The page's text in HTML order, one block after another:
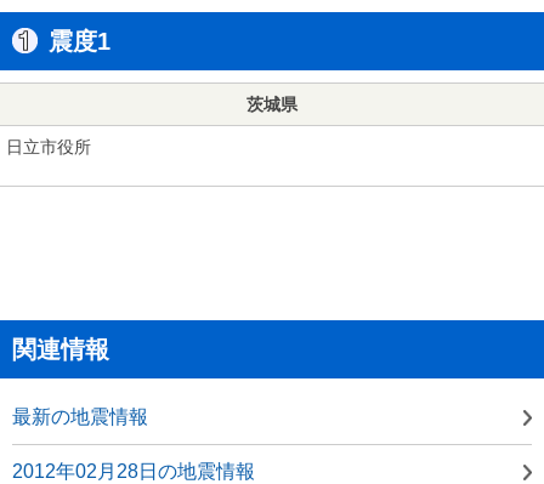
震度1
茨城県
日立市役所
関連情報
最新の地震情報
2012年02月28日の地震情報